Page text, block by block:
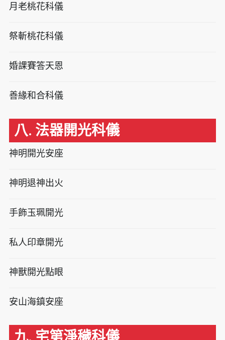
月老桃花科儀
祭斬桃花科儀
婚課賽答天恩
善緣和合科儀
八. 法器開光科儀
神明開光安座
神明退神出火
手飾玉珮開光
私人印章開光
神獸開光點眼
安山海鎮安座